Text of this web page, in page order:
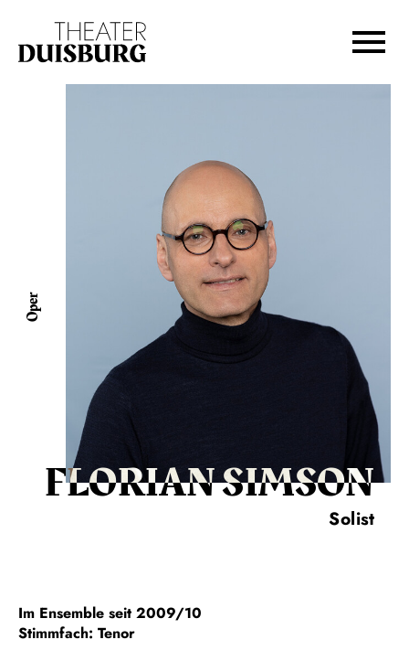
Zur Hauptnavigation springen
Zum Footer springen
Oper
FLORIAN SIMSON
Solist
Im Ensemble seit 2009/10
Stimmfach: Tenor